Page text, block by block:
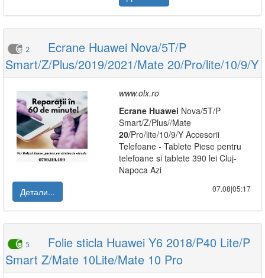
2
Ecrane Huawei Nova/5T/P
Smart/Z/Plus/2019/2021/Mate 20/Pro/lite/10/9/Y
www.olx.ro
Ecrane Huawei Nova/5T/P
Smart/Z/Plus//Mate
20/Pro/lite/10/9/Y Accesorii
Telefoane - Tablete Piese pentru
telefoane si tablete 390 lei Cluj-
Napoca Azi
Детали...
07.08|05:17
5
Folie sticla Huawei Y6 2018/P40 Lite/P
Smart Z/Mate 10Lite/Mate 10 Pro